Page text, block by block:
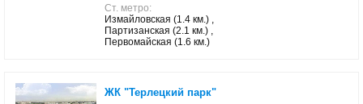
Ст. метро:
Измайловская (1.4 км.) ,
Партизанская (2.1 км.) ,
Первомайская (1.6 км.)
ЖК "Терлецкий парк"